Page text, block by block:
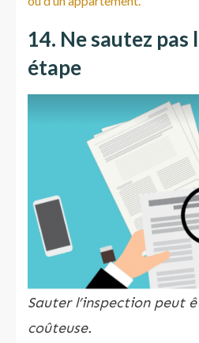
14. Ne sautez pas
étape
Sauter l’inspection peut
coûteuse.